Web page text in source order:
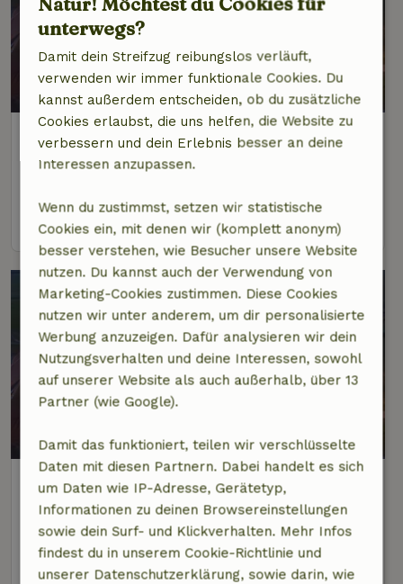
Naturhäuschen in Veurne
6 km Abstand vom Zentrum von Veurne
Ansehen
Naturhäuschen in Veurne
6 km Abstand vom Zentrum von Veurne
5 Personen2 Schlafzimmer
Ansehen
unterwegs?
Damit dein Streifzug reibungslos verläuft,
verwenden wir immer funktionale Cookies. Du
kannst außerdem entscheiden, ob du zusätzliche
Cookies erlaubst, die uns helfen, die Website zu
verbessern und dein Erlebnis besser an deine
Interessen anzupassen.
Wenn du zustimmst, setzen wir statistische
Cookies ein, mit denen wir (komplett anonym)
besser verstehen, wie Besucher unsere Website
nutzen. Du kannst auch der Verwendung von
Marketing-Cookies zustimmen. Diese Cookies
nutzen wir unter anderem, um dir personalisierte
Werbung anzuzeigen. Dafür analysieren wir dein
Nutzungsverhalten und deine Interessen, sowohl
auf unserer Website als auch außerhalb, über 13
Partner (wie Google).
Damit das funktioniert, teilen wir verschlüsselte
Daten mit diesen Partnern. Dabei handelt es sich
um Daten wie IP-Adresse, Gerätetyp,
Informationen zu deinen Browsereinstellungen
sowie dein Surf- und Klickverhalten. Mehr Infos
findest du in unserem Cookie-Richtlinie und
unserer Datenschutzerklärung, sowie darin, wie